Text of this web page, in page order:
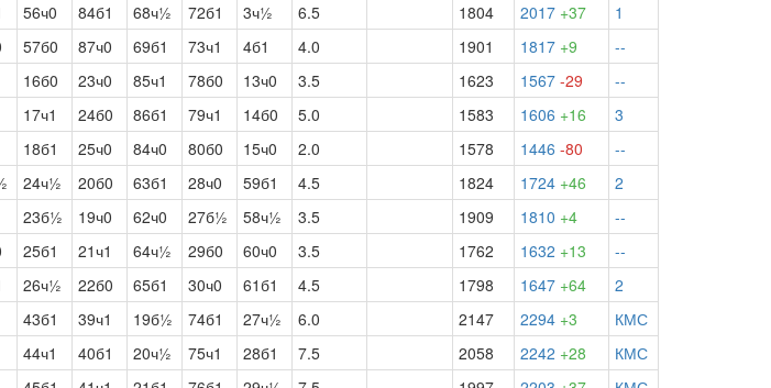
56ч0 84б1 68ч½ 72б1 3ч½ 6.5 1804 2017 +37
1
57б0 87ч0 69б1 73ч1 4б1 4.0 1901 1817 +9
--
16б0 23ч0 85ч1 78б0 13ч0 3.5 1623 1567 -29
--
17ч1 24б0 86б1 79ч1 14б0 5.0 1583 1606 +16
3
18б1 25ч0 84ч0 80б0 15ч0 2.0 1578 1446 -80
--
24ч½ 20б0 63б1 28ч0 59б1 4.5 1824 1724 +46
2
23б½ 19ч0 62ч0 27б½ 58ч½ 3.5 1909 1810 +4
--
25б1 21ч1 64ч½ 29б0 60ч0 3.5 1762 1632 +13
--
26ч½ 22б0 65б1 30ч0 61б1 4.5 1798 1647 +64
2
43б1 39ч1 19б½ 74б1 27ч½ 6.0 2147 2294 +3
КМС
44ч1 40б1 20ч½ 75ч1 28б1 7.5 2058 2242 +28
КМС